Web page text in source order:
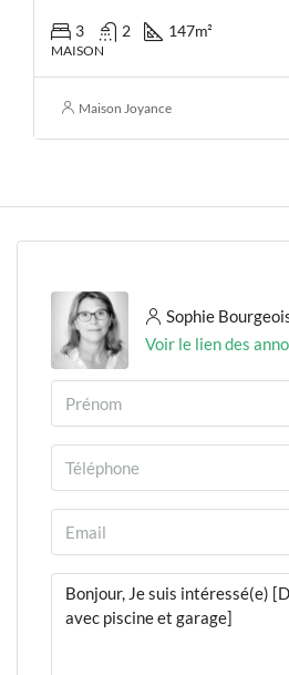
3 2 147m²
MAISON
Maison Joyance
Sophie
Voir le lien des